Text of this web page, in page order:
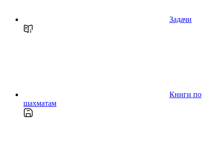
Задачи
Книги по
шахматам